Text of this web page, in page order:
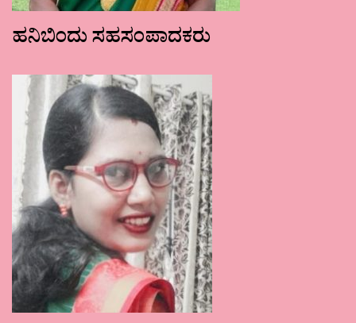
ಹನಿಬಿಂದು ಸಹಸಂಪಾದಕರು